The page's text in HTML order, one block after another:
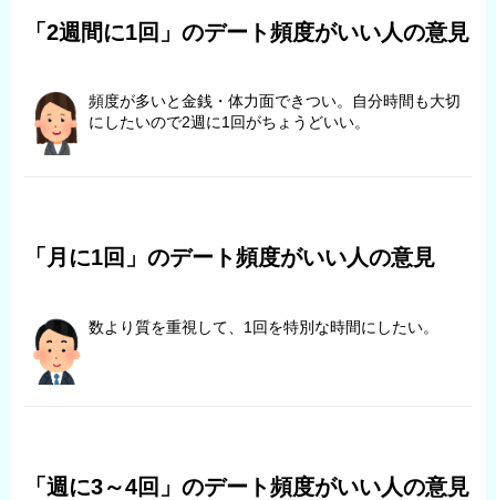
「2週間に1回」のデート頻度がいい人の意見
頻度が多いと金銭・体力面できつい。自分時間も大切
にしたいので2週に1回がちょうどいい。
「月に1回」のデート頻度がいい人の意見
数より質を重視して、1回を特別な時間にしたい。
「週に3～4回」のデート頻度がいい人の意見